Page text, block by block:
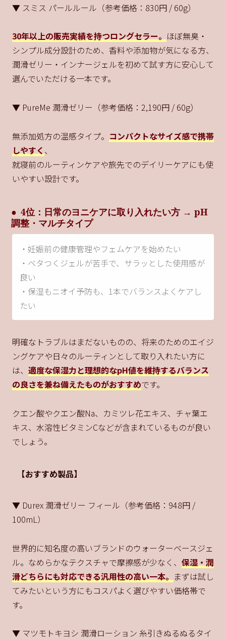
▼ スミス パールルール（参考価格：830円 / 60g）
30年以上の販売実績を持つロングセラー。 ほぼ無臭・
シンプル成分設計のため、香料や添加物が気になる方、
潤滑ゼリー・インナージェルを初めて試す方に安心して
選んでいただける一本です。
▼ PureMe 潤滑ゼリー（参考価格：2,190円 / 60g）
無添加処方の温感タイプ。 コンパクトなサイズ感で携帯
しやすく 、
就寝前のルーティンケアや旅先でのデイリーケアにも使
いやすい設計です。
4位：日常のヨニケアに取り入れたい方 → pH
調整・マルチタイプ
・妊娠前の健康管理やフェムケアを始めたい
・ベタつくジェルが苦手で、サラッとした使用感が
良い
・保湿もニオイ予防も、1本でバランスよくケアし
たい
明確なトラブルはまだないものの、将来のためのエイジ
ングケアや日々のルーティンとして取り入れたい方に
は、 適度な保湿力と理想的なpH値を維持するバランス
の良さを兼ね備えたものがおすすめです。
クエン酸やクエン酸Na、カミツレ花エキス、チャ葉エ
キス、水溶性ビタミンCなどが含まれているものが良い
でしょう。
【おすすめ製品】
▼ Durex 潤滑ゼリー フィール（参考価格：948円 /
100mL）
世界的に知名度の高いブランドのウォーターベースジェ
ル。なめらかなテクスチャで摩擦感が少なく、 保湿・潤
滑どちらにも対応できる汎用性の高い一本。 まずは試し
てみたいという方にもコスパよく選びやすい価格帯で
す。
▼ マツモトキヨシ 潤滑ローション 糸引きぬるぬるタイ